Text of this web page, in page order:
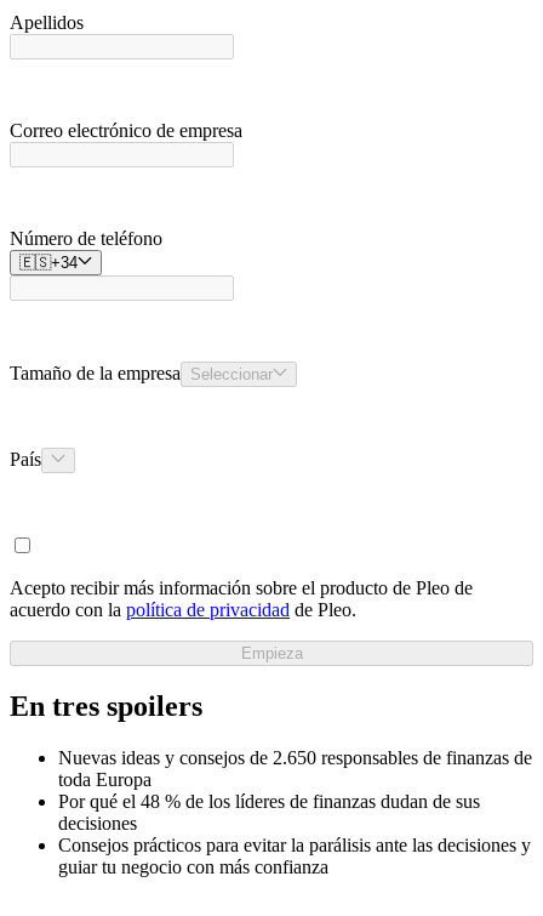
Apellidos
Correo electrónico de empresa
Número de teléfono
🇪🇸+34
Tamaño de la empresa Seleccionar
País
Acepto recibir más información sobre el producto de Pleo de
acuerdo con la política de privacidad de Pleo.
Empieza
En tres spoilers
Nuevas ideas y consejos de 2.650 responsables de finanzas de
toda Europa
Por qué el 48 % de los líderes de finanzas dudan de sus
decisiones
Consejos prácticos para evitar la parálisis ante las decisiones y
guiar tu negocio con más confianza